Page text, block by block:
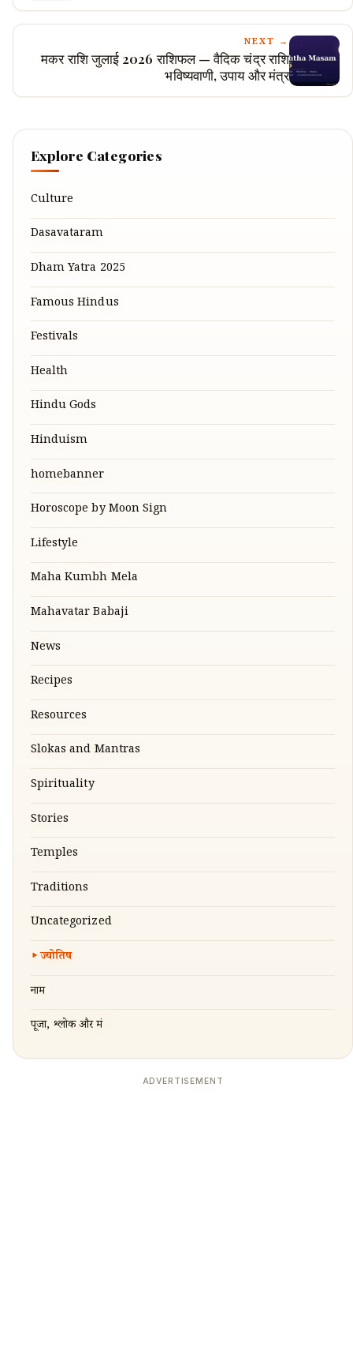
NEXT →
मकर राशि जुलाई 2026 राशिफल — वैदिक चंद्र राशि
भविष्यवाणी, उपाय और मंत्र
Explore Categories
Culture
Dasavataram
Dham Yatra 2025
Famous Hindus
Festivals
Health
Hindu Gods
Hinduism
homebanner
Horoscope by Moon Sign
Lifestyle
Maha Kumbh Mela
Mahavatar Babaji
News
Recipes
Resources
Slokas and Mantras
Spirituality
Stories
Temples
Traditions
Uncategorized
ज्योतिष
नाम
पूजा, श्लोक और मंत्र
ADVERTISEMENT